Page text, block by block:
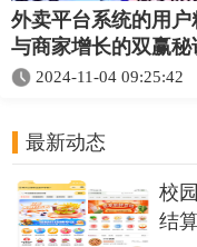
外卖平台系统的用户
与商家增长的双赢秘
2024-11-04 09:25:42
最新动态
校
结